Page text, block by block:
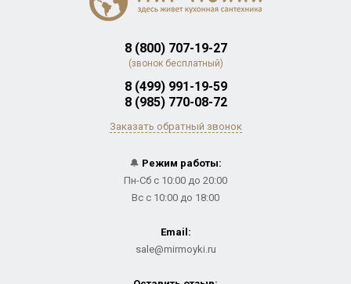
8 (800) 707-19-27
(звонок бесплатный)
8 (499) 991-19-59
8 (985) 770-08-72
Заказать обратный звонок
🔔 Режим работы:
Пн-Сб с 10:00 до 20:00
Вс с 10:00 до 18:00
Email:
sale@mirmoyki.ru